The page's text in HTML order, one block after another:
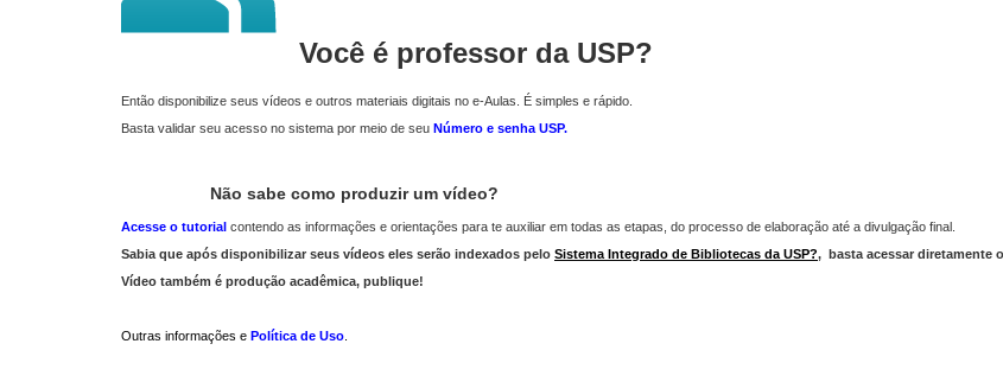
Você é professor da USP?
Então disponibilize seus vídeos e outros materiais digitais no e-Aulas. É simples e rápido.
Basta validar seu acesso no sistema por meio de seu Número e senha USP.
Não sabe como produzir um vídeo?
Acesse o tutorial contendo as informações e orientações para te auxiliar em todas as etapas, do processo de elaboração até a divulgação final.
Sabia que após disponibilizar seus vídeos eles serão indexados pelo Sistema Integrado de Bibliotecas da USP?, basta acessar diretamente o
Vídeo também é produção acadêmica, publique!
Outras informações e Política de Uso